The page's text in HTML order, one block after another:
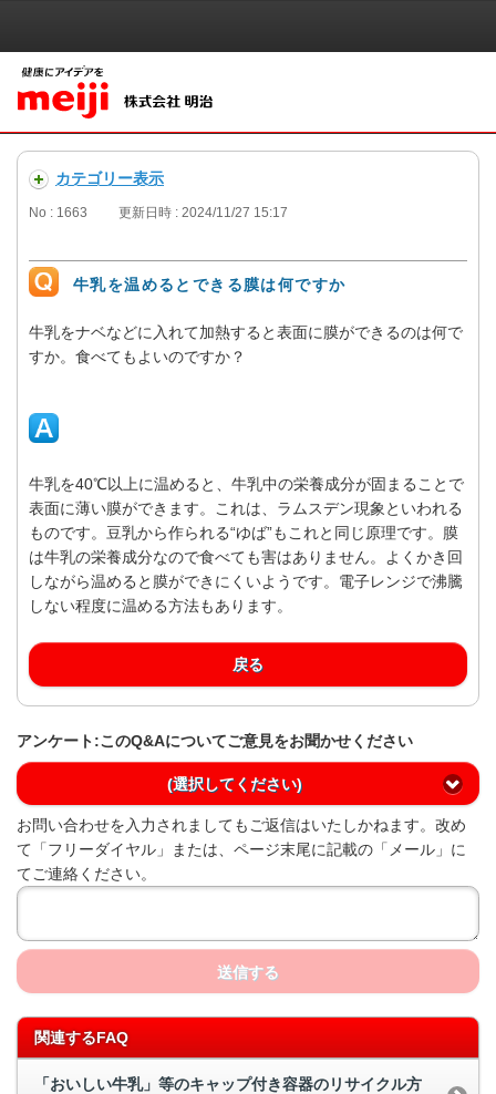
カテゴリー表示
No : 1663 更新日時 : 2024/11/27 15:17
牛乳を温めるとできる膜は何ですか
牛乳をナベなどに入れて加熱すると表面に膜ができるのは何で
すか。食べてもよいのですか？
牛乳を40℃以上に温めると、牛乳中の栄養成分が固まることで
表面に薄い膜ができます。これは、ラムスデン現象といわれる
ものです。豆乳から作られる“ゆば”もこれと同じ原理です。膜
は牛乳の栄養成分なので食べても害はありません。よくかき回
しながら温めると膜ができにくいようです。電子レンジで沸騰
しない程度に温める方法もあります。
戻る
アンケート:このQ&Aについてご意見をお聞かせください
(選択してください)
お問い合わせを入力されましてもご返信はいたしかねます。改め
て「フリーダイヤル」または、ページ末尾に記載の「メール」に
てご連絡ください。
送信する
関連するFAQ
「おいしい牛乳」等のキャップ付き容器のリサイクル方